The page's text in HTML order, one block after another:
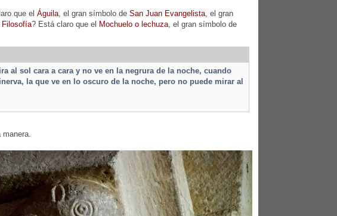
que el Águila, el gran símbolo de San Juan Evangelista, el gran
Filosofía? Está claro que el Mochuelo o lechuza, el gran símbolo de
al sol cara a cara y no ve en la negrura de la noche, cuando
la que ve en lo oscuro de la noche, pero no puede mirar al
manera.